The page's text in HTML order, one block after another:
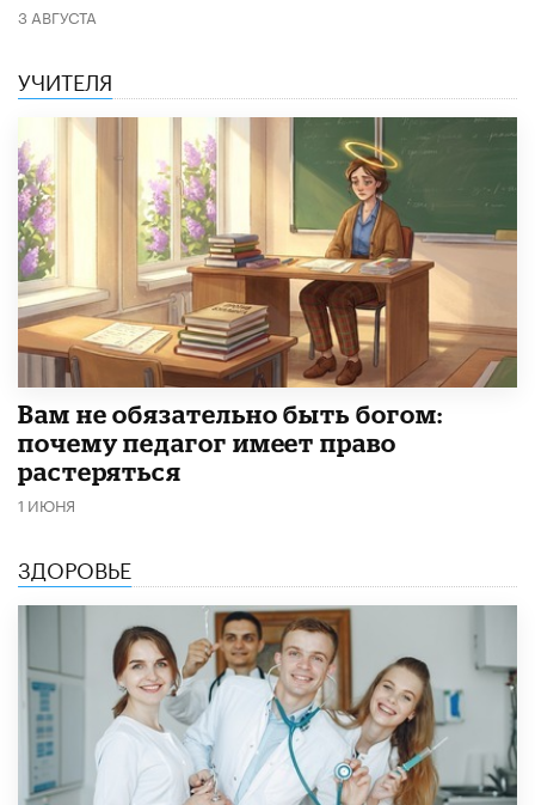
3 АВГУСТА
УЧИТЕЛЯ
​Вам не обязательно быть богом:
почему педагог имеет право
растеряться
1 ИЮНЯ
ЗДОРОВЬЕ